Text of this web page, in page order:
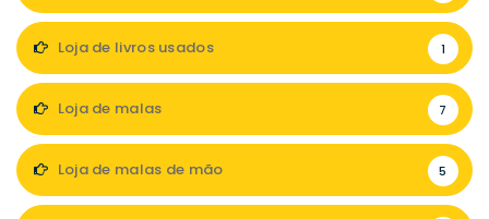
Loja de livros usados 1
Loja de malas 7
Loja de malas de mão 5